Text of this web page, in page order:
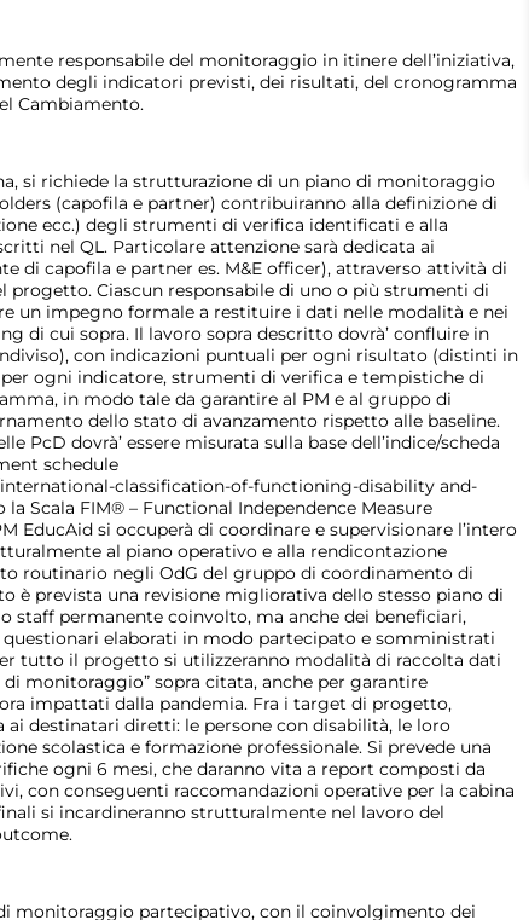
responsabile del monitoraggio in itinere dell’iniziativa,
degli indicatori previsti, dei risultati, del cronogramma
Cambiamento.
si richiede la strutturazione di un piano di monitoraggio
(capofila e partner) contribuiranno alla definizione di
ecc.) degli strumenti di verifica identificati e alla
nel QL. Particolare attenzione sarà dedicata ai
di capofila e partner es. M&E officer), attraverso attività di
Ciascun responsabile di uno o più strumenti di
un impegno formale a restituire i dati nelle modalità e nei
di cui sopra. Il lavoro sopra descritto dovrà’ confluire in
con indicazioni puntuali per ogni risultato (distinti in
ogni indicatore, strumenti di verifica e tempistiche di
in modo tale da garantire al PM e al gruppo di
dello stato di avanzamento rispetto alle baseline.
PcD dovrà’ essere misurata sulla base dell’indice/scheda
schedule
classification-of-functioning-disability and-
Scala FIM® – Functional Independence Measure
EducAid si occuperà di coordinare e supervisionare l’intero
al piano operativo e alla rendicontazione
routinario negli OdG del gruppo di coordinamento di
prevista una revisione migliorativa dello stesso piano di
staff permanente coinvolto, ma anche dei beneficiari,
elaborati in modo partecipato e somministrati
tutto il progetto si utilizzeranno modalità di raccolta dati
monitoraggio” sopra citata, anche per garantire
impattati dalla pandemia. Fra i target di progetto,
ai destinatari diretti: le persone con disabilità, le loro
scolastica e formazione professionale. Si prevede una
ogni 6 mesi, che daranno vita a report composti da
con conseguenti raccomandazioni operative per la cabina
si incardineranno strutturalmente nel lavoro del
monitoraggio partecipativo, con il coinvolgimento dei